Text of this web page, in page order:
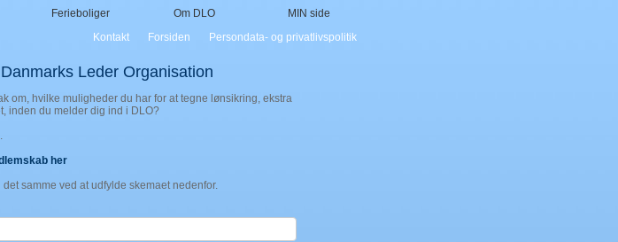
Ferieboliger Om DLO
MIN side
Kontakt
Forsiden Persondata- og privatlivspolitik
Leder Organisation
om, hvilke muligheder du har for at tegne lønsikring, ekstra
inden du melder dig ind i DLO?
her
samme ved at udfylde skemaet nedenfor.